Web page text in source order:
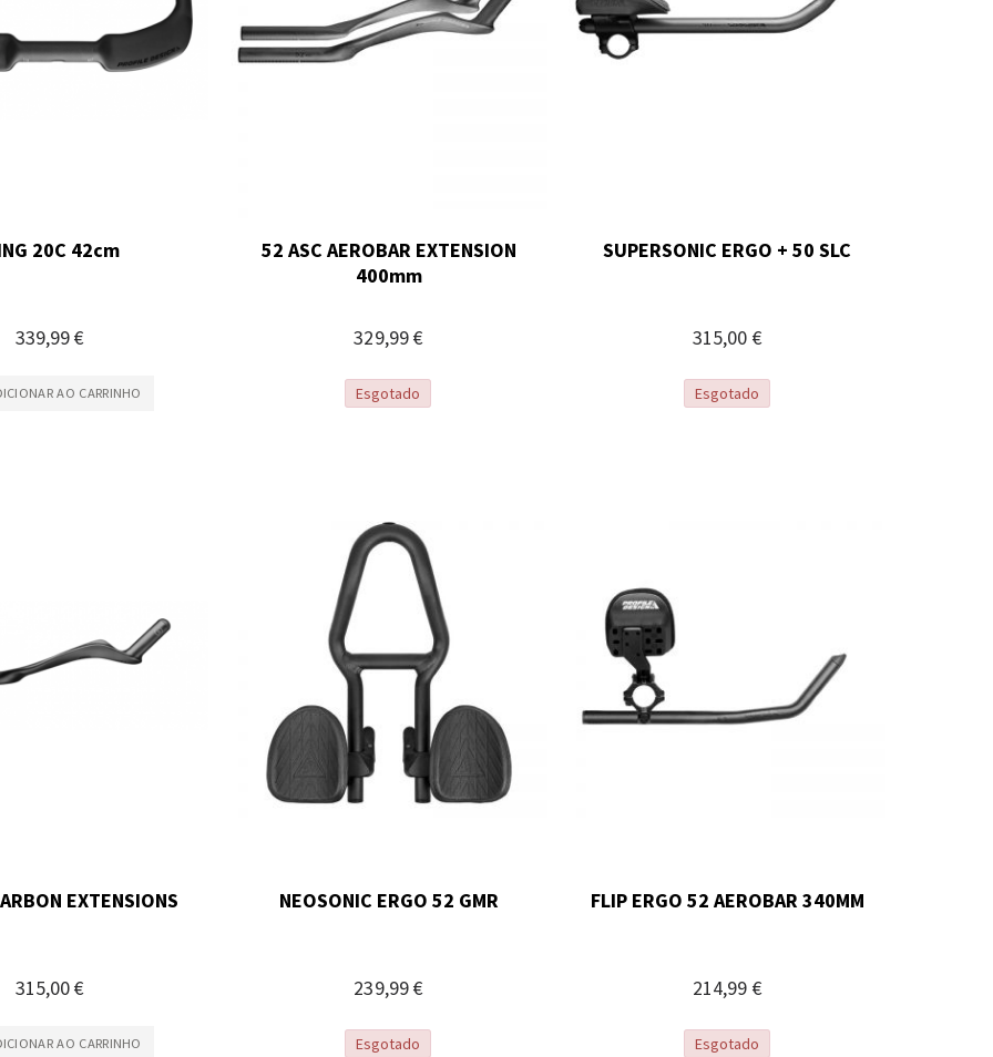
20C 42cm
339,99 €
AO CARRINHO
52 ASC AEROBAR EXTENSION
400mm
329,99 €
Esgotado
SUPERSONIC ERGO + 50 SLC
315,00 €
Esgotado
EXTENSIONS
315,00 €
AO CARRINHO
NEOSONIC ERGO 52 GMR
239,99 €
Esgotado
FLIP ERGO 52 AEROBAR 340MM
214,99 €
Esgotado